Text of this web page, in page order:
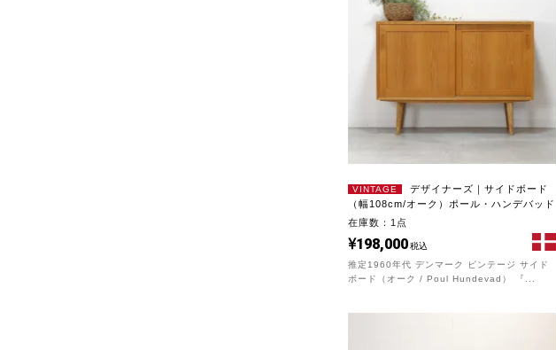
VINTAGE
デザイナーズ｜サイドボード
（幅108cm/オーク）ポール・ハンデバッド
｜U...
在庫数：1点
198,000 税込
推定1960年代 デンマーク ビンテージ サイド
ボード（オーク / Poul Hundevad） 『...